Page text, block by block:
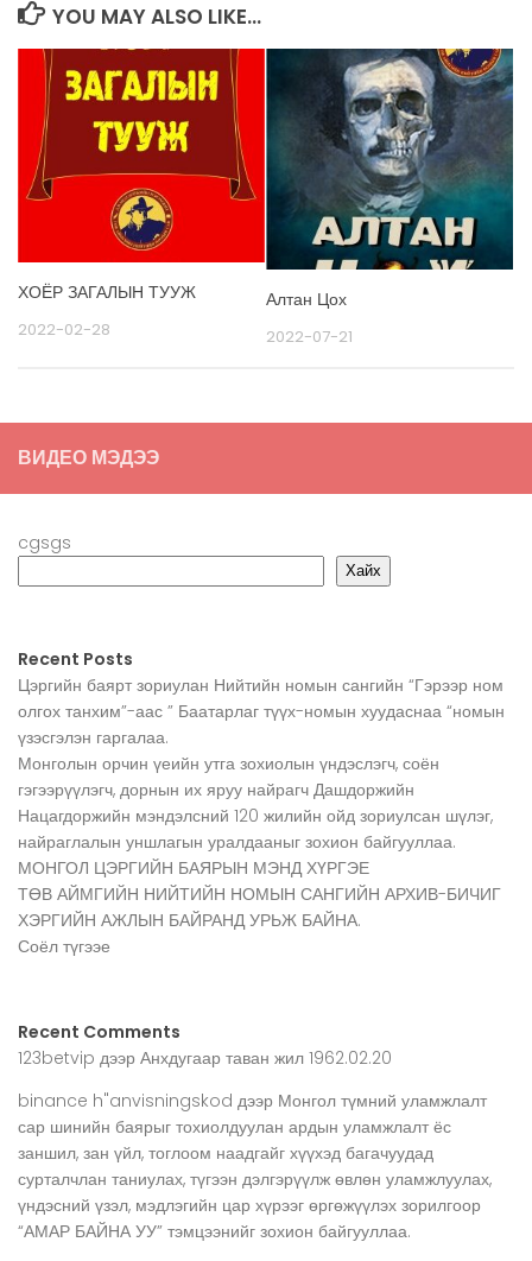
YOU MAY ALSO LIKE...
ХОЁР ЗАГАЛЫН ТУУЖ
2022-02-28
Алтан Цох
2022-07-21
ВИДЕО МЭДЭЭ
cgsgs
Хайх
Recent Posts
Цэргийн баярт зориулан Нийтийн номын сангийн “Гэрээр ном
олгох танхим”-аас ” Баатарлаг түүх-номын хуудаснаа “номын
үзэсгэлэн гаргалаа.
Монголын орчин үеийн утга зохиолын үндэслэгч, соён
гэгээрүүлэгч, дорнын их яруу найрагч Дашдоржийн
Нацагдоржийн мэндэлсний 120 жилийн ойд зориулсан шүлэг,
найраглалын уншлагын уралдааныг зохион байгууллаа.
МОНГОЛ ЦЭРГИЙН БАЯРЫН МЭНД ХҮРГЭЕ
ТӨВ АЙМГИЙН НИЙТИЙН НОМЫН САНГИЙН АРХИВ-БИЧИГ
ХЭРГИЙН АЖЛЫН БАЙРАНД УРЬЖ БАЙНА.
Соёл түгээе
Recent Comments
123betvip дээр Анхдугаар таван жил 1962.02.20
binance h"anvisningskod дээр Монгол түмний уламжлалт
сар шинийн баярыг тохиолдуулан ардын уламжлалт ёс
заншил, зан үйл, тоглоом наадгайг хүүхэд багачуудад
сурталчлан таниулах, түгээн дэлгэрүүлж өвлөн уламжлуулах,
үндэсний үзэл, мэдлэгийн цар хүрээг өргөжүүлэх зорилгоор
“АМАР БАЙНА УУ” тэмцээнийг зохион байгууллаа.